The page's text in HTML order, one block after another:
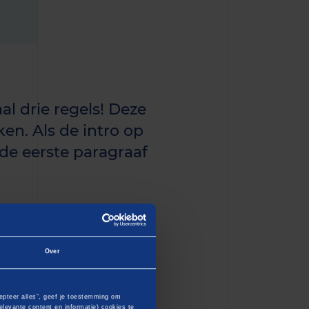
Over
alles”, geef je toestemming om
content en informatie) cookies te
drie regels! Deze
Als de intro op
eerste paragraaf
ad minim veniam,